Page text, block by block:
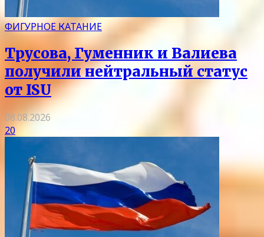
ФИГУРНОЕ КАТАНИЕ
Трусова, Гуменник и Валиева
получили нейтральный статус
от ISU
08.08.2026
20